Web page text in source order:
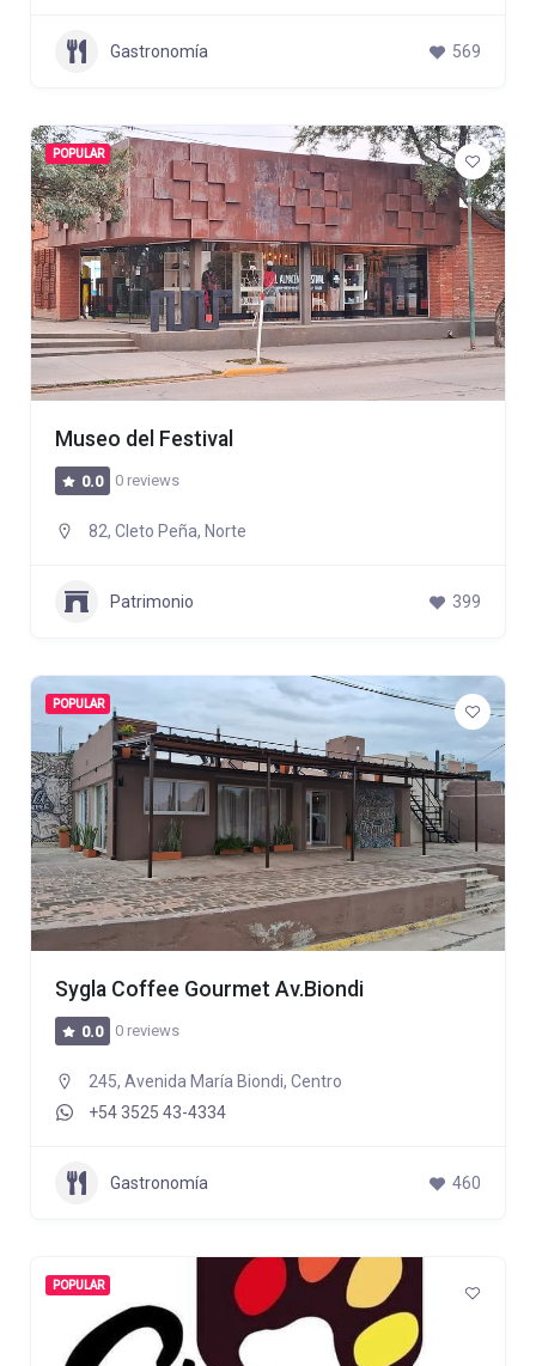
Gastronomía 569
POPULAR
Museo del Festival
0.0 0 reviews
82, Cleto Peña, Norte
Patrimonio 399
POPULAR
Sygla Coffee Gourmet Av.Biondi
0.0 0 reviews
245, Avenida María Biondi, Centro
+54 3525 43-4334
Gastronomía 460
POPULAR